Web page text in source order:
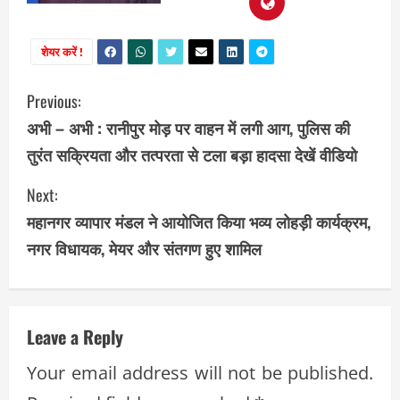
शेयर करें !
C
o
n
t
i
n
u
e
Previous:
अभी – अभी : रानीपुर मोड़ पर वाहन में लगी आग, पुलिस की
तुरंत सक्रियता और तत्परता से टला बड़ा हादसा देखें वीडियो
Next:
महानगर व्यापार मंडल ने आयोजित किया भव्य लोहड़ी कार्यक्रम,
नगर विधायक, मेयर और संतगण हुए शामिल
Leave a Reply
Your email address will not be published.